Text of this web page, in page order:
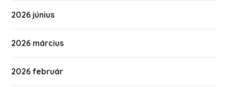
2026 június
2026 március
2026 február